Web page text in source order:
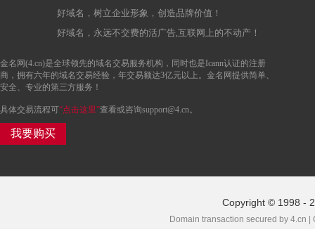
好域名，树立企业形象，创造品牌价值！
好域名，永远不交费的活广告,互联网上的不动产！
金名网(4.cn)是全球领先的域名交易服务机构，同时也是Icann认证的注册
商，拥有六年的域名交易经验，年交易额达3亿元以上。金名网提供简单、
安全、专业的第三方服务！
具体交易流程可“点击这里”查看或咨询support@4.cn。
我要购买
Copyright © 1998 -
Domain transaction secured by 4.cn